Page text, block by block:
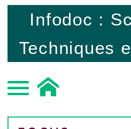
Infodoc :
Techniques